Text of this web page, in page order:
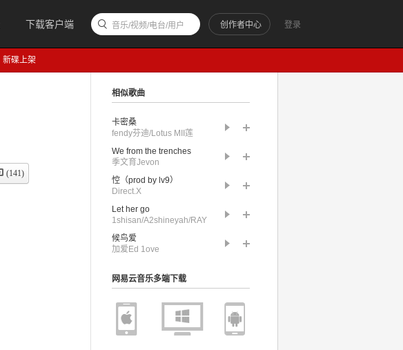
下载客户端 登录
创作者中心
音乐/视频/电台/用户
新碟上架